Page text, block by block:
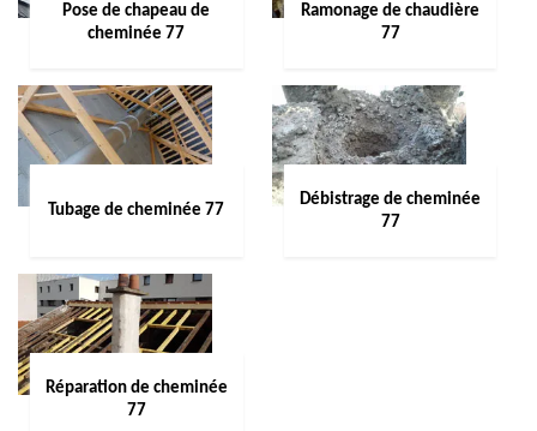
Pose de chapeau de
cheminée 77
Ramonage de chaudière
77
Tubage de cheminée 77
Débistrage de cheminée
77
Réparation de cheminée
77